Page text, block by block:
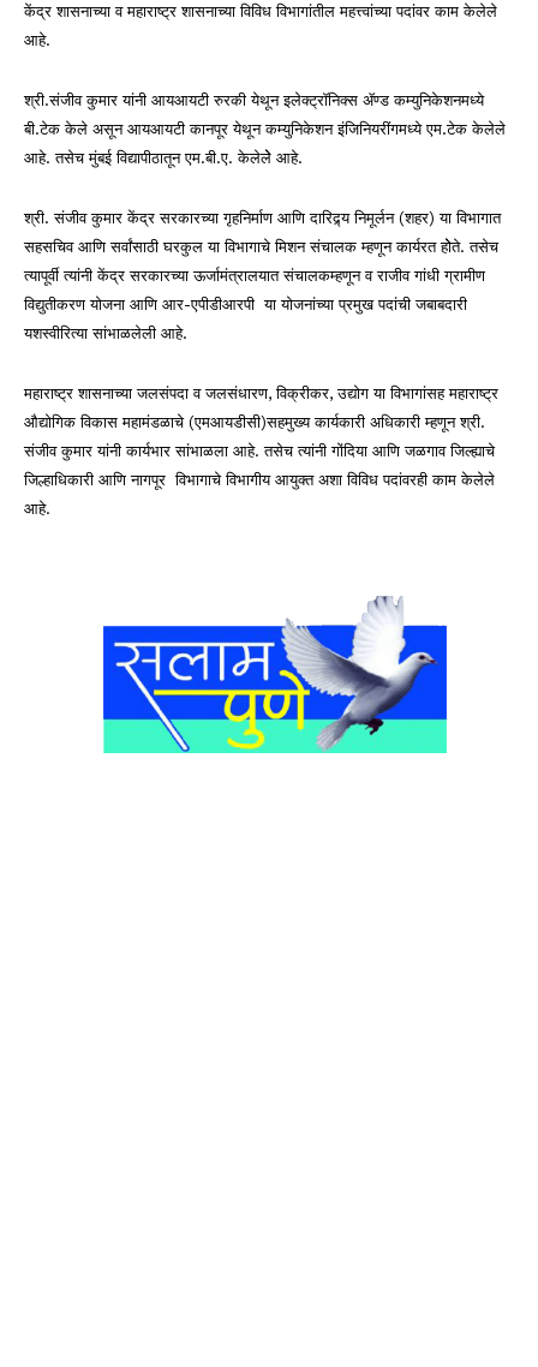
केंद्र शासनाच्या व महाराष्ट्र शासनाच्या विविध विभागांतील महत्त्वांच्या पदांवर काम केलेले
आहे.
श्री.संजीव कुमार यांनी आयआयटी रुरकी येथून इलेक्ट्रॉनिक्स ॲण्ड कम्युनिकेशनमध्ये
बी.टेक केले असून आयआयटी कानपूर येथून कम्युनिकेशन इंजिनियरींगमध्ये एम.टेक केलेले
आहे. तसेच मुंबई विद्यापीठातून एम.बी.ए. केलेलेे आहे.
श्री. संजीव कुमार केंद्र सरकारच्या गृहनिर्माण आणि दारिद्र्य निमूर्लन (शहर) या विभागात
सहसचिव आणि सर्वांसाठी घरकुल या विभागाचे मिशन संचालक म्हणून कार्यरत होेते. तसेच
त्यापूर्वी त्यांनी केंद्र सरकारच्या ऊर्जामंत्रालयात संचालकम्हणून व राजीव गांधी ग्रामीण
विद्युतीकरण योजना आणि आर-एपीडीआरपी या योजनांच्या प्रमुख पदांची जबाबदारी
यशस्वीरित्या सांभाळलेली आहे.
महाराष्ट्र शासनाच्या जलसंपदा व जलसंधारण, विक्रीकर, उद्योग या विभागांसह महाराष्ट्र
औद्योगिक विकास महामंडळाचे (एमआयडीसी)सहमुख्य कार्यकारी अधिकारी म्हणून श्री.
संजीव कुमार यांनी कार्यभार सांभाळला आहे. तसेच त्यांनी गोंदिया आणि जळगाव जिल्ह्याचे
जिल्हाधिकारी आणि नागपूर विभागाचे विभागीय आयुक्त अशा विविध पदांवरही काम केलेले
आहे.